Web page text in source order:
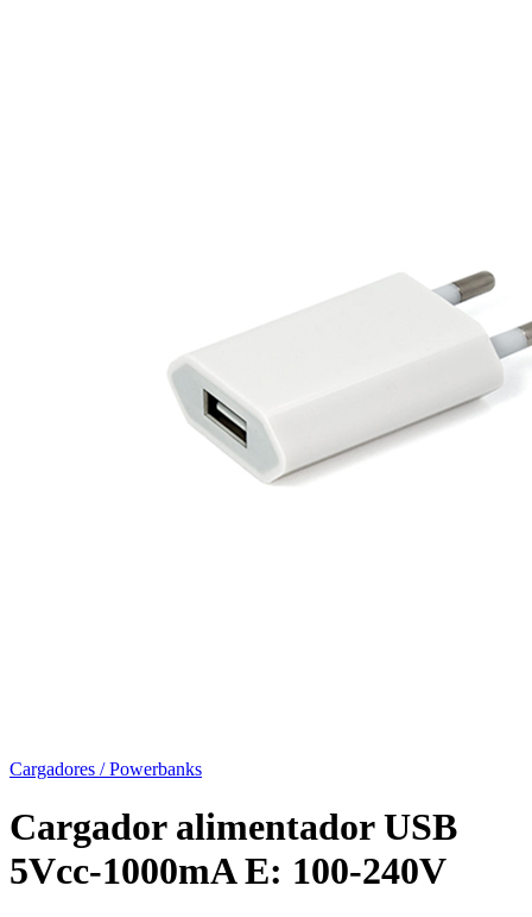
Cargadores / Powerbanks
Cargador alimentador USB
5Vcc-1000mA E: 100-240V